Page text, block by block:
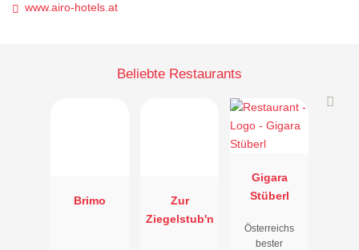
www.airo-hotels.at
Beliebte Restaurants
Brimo
Zur
Ziegelstub'n
Gigara
Stüberl
Österreichs
bester